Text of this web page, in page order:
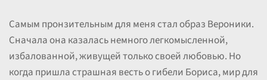
Самым пронзительным для меня стал образ Вероники.
Сначала она казалась немного легкомысленной,
избалованной, живущей только своей любовью. Но
когда пришла страшная весть о гибели Бориса, мир для